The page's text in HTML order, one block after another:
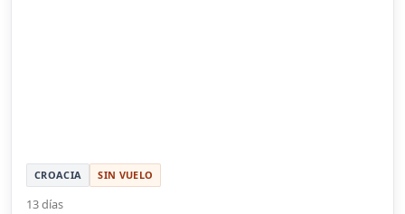
CROACIA SIN VUELO
13 días